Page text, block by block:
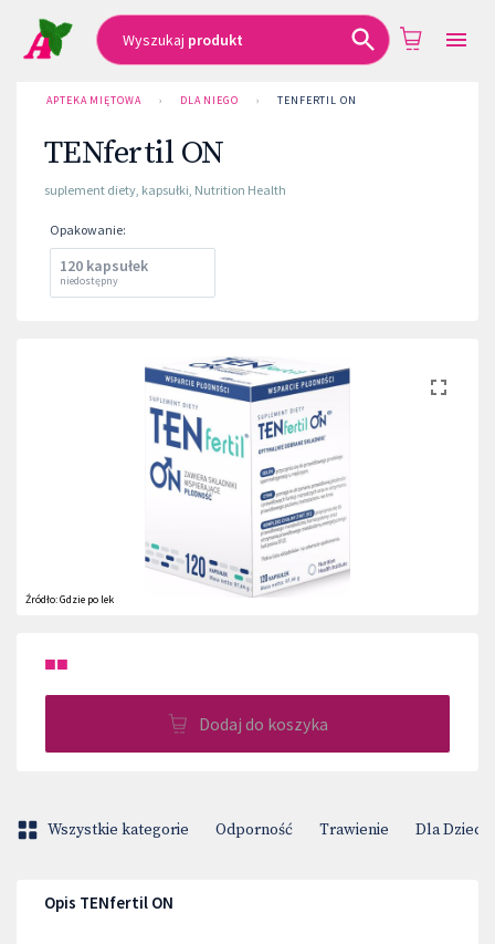
Wyszukaj produkt
APTEKA MIĘTOWA › DLA NIEGO › TENFERTIL ON
TENfertil ON
suplement diety, kapsułki, Nutrition Health
Opakowanie:
120 kapsułek
niedostępny
Źródło:Gdzie po lek
■■
Dodaj do koszyka
Wszystkie kategorie Odporność Trawienie Dla Dzieci
Opis TENfertil ON